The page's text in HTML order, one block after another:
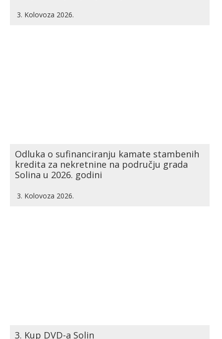
3. Kolovoza 2026.
Odluka o sufinanciranju kamate stambenih
kredita za nekretnine na području grada
Solina u 2026. godini
3. Kolovoza 2026.
3. Kup DVD-a Solin